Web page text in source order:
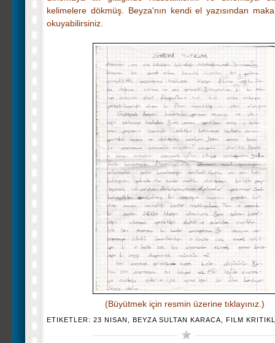
kelimelere dökmüş. Beyza'nın kendi el yazısından
okuyabilirsiniz.
(Büyütmek için resmin üzerine tıklayınız.)
ETIKETLER: 23 NISAN BEYZA SULTAN KARACA FILM